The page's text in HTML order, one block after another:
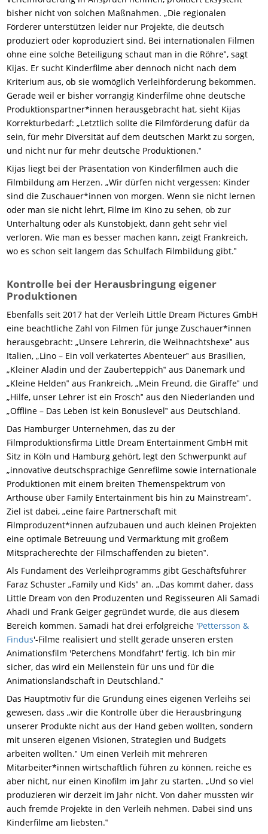
bisher nicht von solchen Maßnahmen. „Die regionalen
Förderer unterstützen leider nur Projekte, die deutsch
produziert oder koproduziert sind. Bei internationalen Filmen
ohne eine solche Beteiligung schaut man in die Röhre‟, sagt
Kijas. Er sucht Kinderfilme aber dennoch nicht nach dem
Kriterium aus, ob sie womöglich Verleihförderung bekommen.
Gerade weil er bisher vorrangig Kinderfilme ohne deutsche
Produktionspartner*innen herausgebracht hat, sieht Kijas
Korrekturbedarf: „Letztlich sollte die Filmförderung dafür da
sein, für mehr Diversität auf dem deutschen Markt zu sorgen,
und nicht nur für mehr deutsche Produktionen.‟
Kijas liegt bei der Präsentation von Kinderfilmen auch die
Filmbildung am Herzen. „Wir dürfen nicht vergessen: Kinder
sind die Zuschauer*innen von morgen. Wenn sie nicht lernen
oder man sie nicht lehrt, Filme im Kino zu sehen, ob zur
Unterhaltung oder als Kunstobjekt, dann geht sehr viel
verloren. Wie man es besser machen kann, zeigt Frankreich,
wo es schon seit langem das Schulfach Filmbildung gibt.‟
Kontrolle bei der Herausbringung eigener
Produktionen
Ebenfalls seit 2017 hat der Verleih Little Dream Pictures GmbH
eine beachtliche Zahl von Filmen für junge Zuschauer*innen
herausgebracht: „Unsere Lehrerin, die Weihnachtshexe‟ aus
Italien, „Lino – Ein voll verkatertes Abenteuer‟ aus Brasilien,
„Kleiner Aladin und der Zauberteppich‟ aus Dänemark und
„Kleine Helden‟ aus Frankreich, „Mein Freund, die Giraffe‟ und
„Hilfe, unser Lehrer ist ein Frosch‟ aus den Niederlanden und
„Offline – Das Leben ist kein Bonuslevel‟ aus Deutschland.
Das Hamburger Unternehmen, das zu der
Filmproduktionsfirma Little Dream Entertainment GmbH mit
Sitz in Köln und Hamburg gehört, legt den Schwerpunkt auf
„innovative deutschsprachige Genrefilme sowie internationale
Produktionen mit einem breiten Themenspektrum von
Arthouse über Family Entertainment bis hin zu Mainstream‟.
Ziel ist dabei, „eine faire Partnerschaft mit
Filmproduzent*innen aufzubauen und auch kleinen Projekten
eine optimale Betreuung und Vermarktung mit großem
Mitspracherechte der Filmschaffenden zu bieten‟.
Als Fundament des Verleihprogramms gibt Geschäftsführer
Faraz Schuster „Family und Kids‟ an. „Das kommt daher, dass
Little Dream von den Produzenten und Regisseuren Ali Samadi
Ahadi und Frank Geiger gegründet wurde, die aus diesem
Bereich kommen. Samadi hat drei erfolgreiche 'Pettersson &
Findus'-Filme realisiert und stellt gerade unseren ersten
Animationsfilm 'Peterchens Mondfahrt' fertig. Ich bin mir
sicher, das wird ein Meilenstein für uns und für die
Animationslandschaft in Deutschland.‟
Das Hauptmotiv für die Gründung eines eigenen Verleihs sei
gewesen, dass „wir die Kontrolle über die Herausbringung
unserer Produkte nicht aus der Hand geben wollten, sondern
mit unseren eigenen Visionen, Strategien und Budgets
arbeiten wollten.‟ Um einen Verleih mit mehreren
Mitarbeiter*innen wirtschaftlich führen zu können, reiche es
aber nicht, nur einen Kinofilm im Jahr zu starten. „Und so viel
produzieren wir derzeit im Jahr nicht. Von daher mussten wir
auch fremde Projekte in den Verleih nehmen. Dabei sind uns
Kinderfilme am liebsten.‟